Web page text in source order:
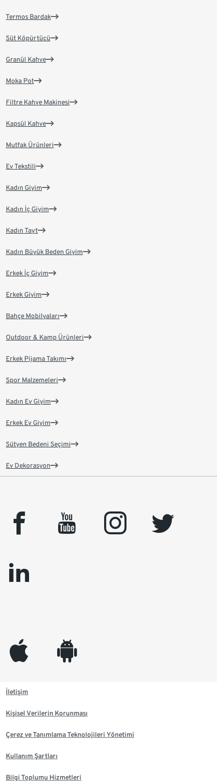
Termos Bardak
Süt Köpürtücü
Granül Kahve
Moka Pot
Filtre Kahve Makinesi
Kapsül Kahve
Mutfak Ürünleri
Ev Tekstili
Kadın Giyim
Kadın İç Giyim
Kadın Tayt
Kadın Büyük Beden Giyim
Erkek İç Giyim
Erkek Giyim
Bahçe Mobilyaları
Outdoor & Kamp Ürünleri
Erkek Pijama Takımı
Spor Malzemeleri
Kadın Ev Giyim
Erkek Ev Giyim
Sütyen Bedeni Seçimi
Ev Dekorasyon
facebook youtube instagram
twitter
linkedin
appleinc android
İletişim
Kişisel Verilerin Korunması
Çerez ve Tanımlama Teknolojileri Yönetimi
Kullanım Şartları
Bilgi Toplumu Hizmetleri